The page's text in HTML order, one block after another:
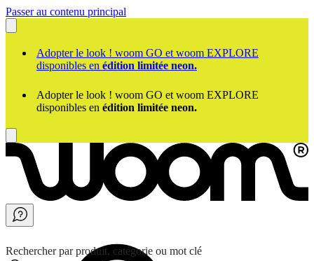
Passer au contenu principal
Adopter le look ! woom GO et woom EXPLORE
disponibles en édition limitée neon.
Adopter le look ! woom GO et woom EXPLORE
disponibles en édition limitée neon.
Rechercher par produit, catégorie ou mot clé